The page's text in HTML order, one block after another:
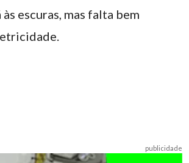
escuras, mas falta bem
publicidade